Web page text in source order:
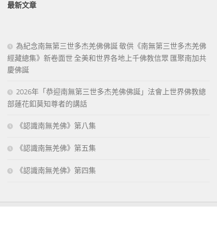
最新文章
為紀念南無第三世多杰羌佛佛誕 敬供《南無第三世多杰羌佛
經藏總集》新卷面世 全美和世界各地上千佛教信眾 匯聚南加共
慶佛誕
2026年「恭迎南無第三世多杰羌佛佛誕」法會上世界佛教總
部蓮花釦莫知尊者的講話
《認識南無羌佛》第八集
《認識南無羌佛》第五集
《認識南無羌佛》第四集